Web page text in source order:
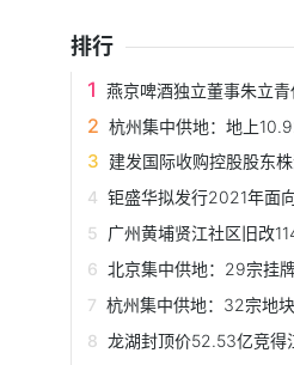
排行
燕京啤酒独立董事朱立
杭州集中供地：地上10.92亿竞
建发国际收购控股股东株洲项目
钜盛华拟发行2021年面向专业投
广州黄埔贤江社区旧改
北京集中供地：29宗挂牌
杭州集中供地：32宗地块
龙湖封顶价52.53亿竞得